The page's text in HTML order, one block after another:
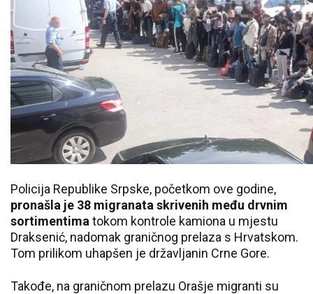
Policija Republike Srpske, početkom ove godine,
pronašla je 38 migranata skrivenih među drvnim
sortimentima tokom kontrole kamiona u mjestu
Draksenić, nadomak graničnog prelaza s Hrvatskom.
Tom prilikom uhapšen je državljanin Crne Gore.
Takođe, na graničnom prelazu Orašje migranti su